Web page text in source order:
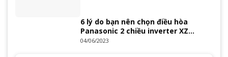
6 lý do bạn nên chọn điều hòa
Panasonic 2 chiều inverter XZ
Series 2023
04/06/2023